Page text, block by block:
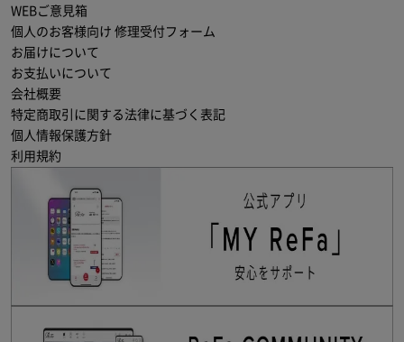
WEBご意見箱
個人のお客様向け 修理受付フォーム
お届けについて
お支払いについて
会社概要
特定商取引に関する法律に基づく表記
個人情報保護方針
利用規約